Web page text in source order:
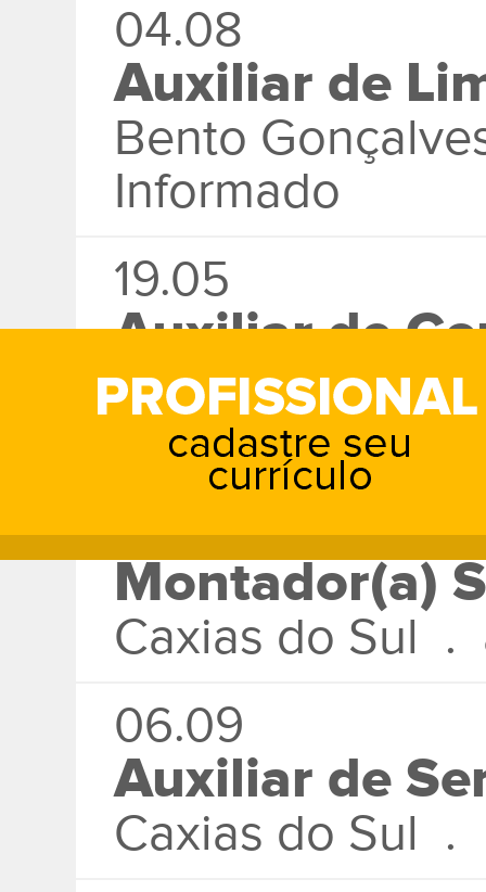
04.08
Auxiliar de
Bento
Informado
19.05
Auxiliar de
Farroupilha .
até R$ 2.000,00
22.09
Montador(a)
Caxias do Sul .
06.09
Auxiliar de
Caxias do Sul .